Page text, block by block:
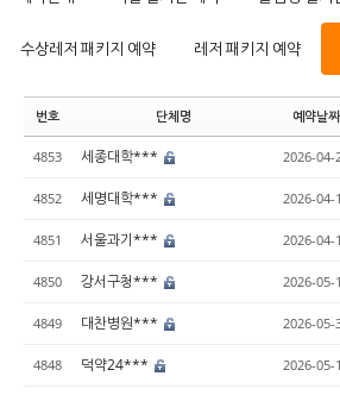
수상레저 패키지 예약 레저 패키지 예약
번호 단체명 예약날짜
4853 세종대학*** 2026-04-
4852 세명대학*** 2026-04-
4851 서울과기*** 2026-04-
4850 강서구청*** 2026-05-
4849 대찬병원*** 2026-05-
4848 덕약24*** 2026-05-